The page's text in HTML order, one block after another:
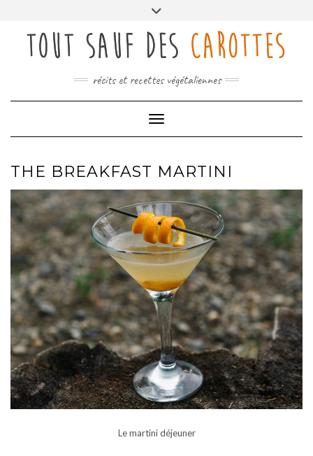
récits et recettes végétaliennes
Toggle Navigation
THE BREAKFAST MARTINI
Le martini déjeuner